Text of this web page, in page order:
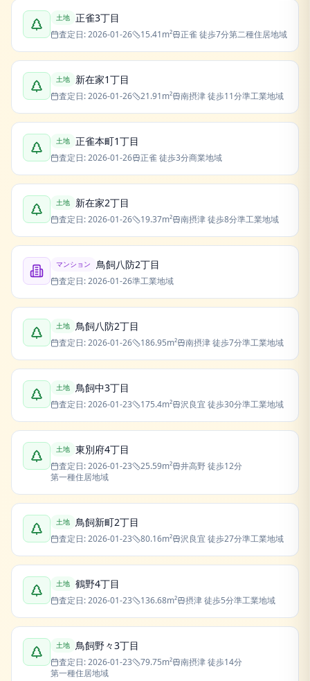
土地 正雀3丁目
査定日:2026-01-26 15.41m² 正雀 徒歩7分第二種住居地域
土地 新在家1丁目
査定日:2026-01-26 21.91m² 南摂津徒歩11分準工業地域
土地 正雀本町1丁目
査定日:2026-01-26 正雀 徒歩3分商業地域
土地 新在家2丁目
査定日:2026-01-26 19.37m² 南摂津徒歩8分準工業地域
マンション 鳥飼八防2丁目
査定日:2026-01-26準工業地域
土地 鳥飼八防2丁目
査定日:2026-01-26 186.95m² 南摂津徒歩7分準工業地域
土地 鳥飼中3丁目
査定日:2026-01-23 175.4m² 沢良宜 徒歩30分準工業地域
土地 東別府4丁目
査定日:2026-01-23 25.59m² 井高野徒歩12分
第一種住居地域
土地 鳥飼新町2丁目
査定日:2026-01-23 80.16m² 沢良宜 徒歩27分準工業地域
土地 鶴野4丁目
査定日:2026-01-23 136.68m² 摂津徒歩5分準工業地域
土地 鳥飼野々3丁目
査定日:2026-01-23 79.75m² 南摂津徒歩14分
第一種住居地域